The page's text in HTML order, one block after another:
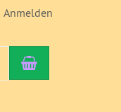
Anmelden
Warenkorb